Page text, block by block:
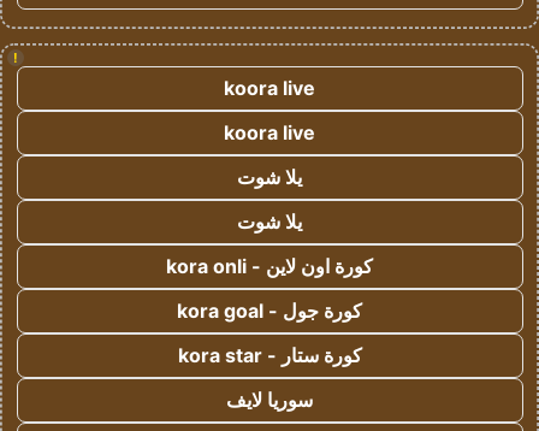
!
koora live
koora live
يلا شوت
يلا شوت
كورة اون لاين - kora onli
كورة جول - kora goal
كورة ستار - kora star
سوريا لايف